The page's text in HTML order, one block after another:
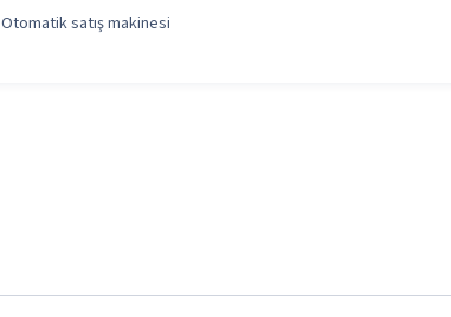
Otomatik satış makinesi